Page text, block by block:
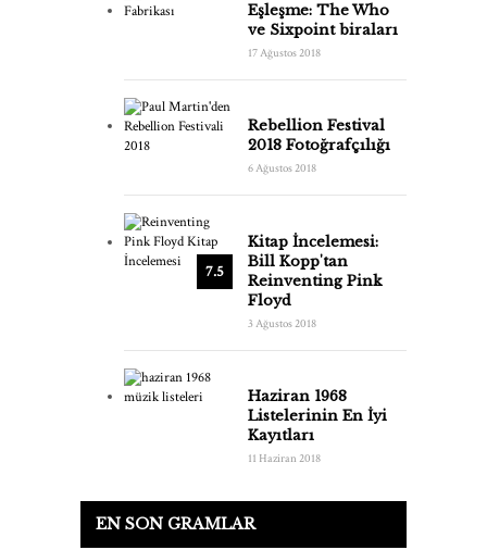
Eşleşme: The Who
ve Sixpoint biraları
17 Ağustos 2018
Rebellion Festival
2018 Fotoğrafçılığı
6 Ağustos 2018
7.5
Kitap İncelemesi:
Bill Kopp'tan
Reinventing Pink
Floyd
3 Ağustos 2018
Haziran 1968
Listelerinin En İyi
Kayıtları
11 Haziran 2018
EN SON GRAMLAR